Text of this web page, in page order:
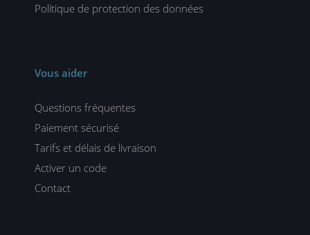
Politique de protection des données
Vous aider
Questions fréquentes
Paiement sécurisé
Tarifs et délais de livraison
Activer un code
Contact